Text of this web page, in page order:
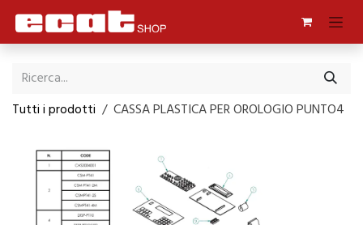
Passa al contenuto
Tutti i prodotti CASSA PLASTICA PER OROLOGIO PUNTO4